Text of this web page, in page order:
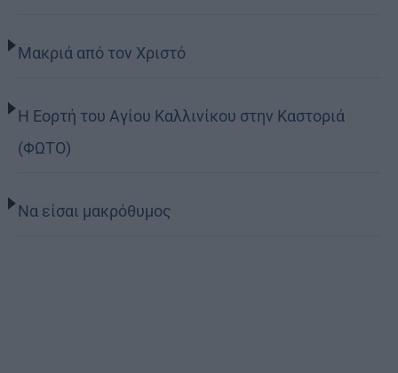
Μακριά από τον Χριστό
Η Εορτή του Αγίου Καλλινίκου στην Καστοριά
(ΦΩΤΟ)
Να είσαι μακρόθυμος